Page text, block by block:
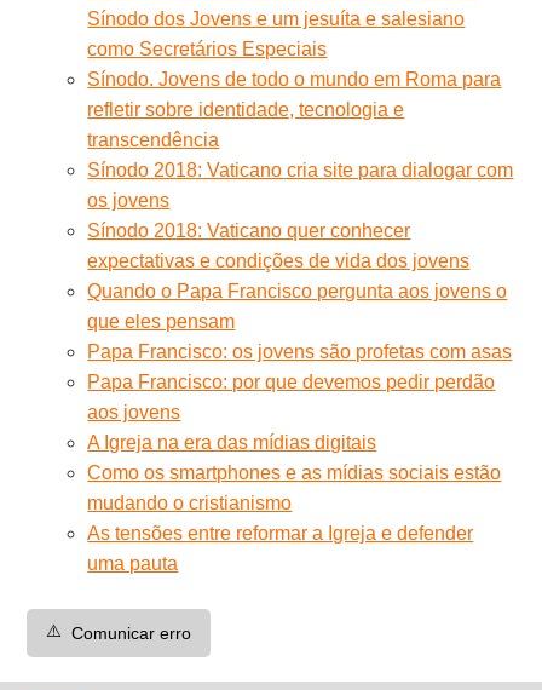
Sínodo dos Jovens e um jesuíta e salesiano
como Secretários Especiais
Sínodo. Jovens de todo o mundo em Roma para
refletir sobre identidade, tecnologia e
transcendência
Sínodo 2018: Vaticano cria site para dialogar com
os jovens
Sínodo 2018: Vaticano quer conhecer
expectativas e condições de vida dos jovens
Quando o Papa Francisco pergunta aos jovens o
que eles pensam
Papa Francisco: os jovens são profetas com asas
Papa Francisco: por que devemos pedir perdão
aos jovens
A Igreja na era das mídias digitais
Como os smartphones e as mídias sociais estão
mudando o cristianismo
As tensões entre reformar a Igreja e defender
uma pauta
⚠️ Comunicar erro